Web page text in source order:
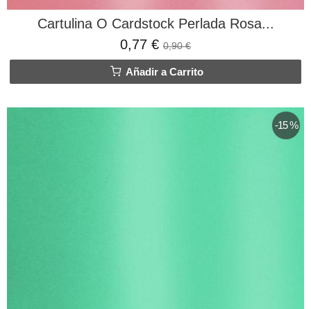
Cartulina O Cardstock Perlada Rosa...
0,77 € 0,90 €
Añadir a Carrito
-15 %